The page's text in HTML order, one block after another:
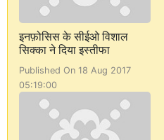
इनफ़ोसिस के सीईओ विशाल
सिक्का ने दिया इस्तीफा
Published On 18 Aug 2017
05:19:00